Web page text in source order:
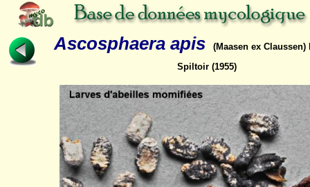
Ascosphaera apis
(Maasen ex
Spiltoir (1955)